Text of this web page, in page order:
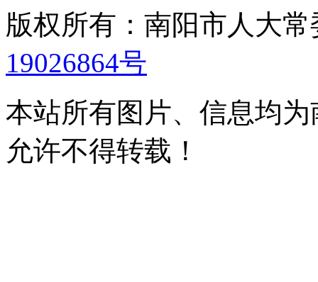
版权所有：南阳市人
19026864号
本站所有图片、信息均
允许不得转载！